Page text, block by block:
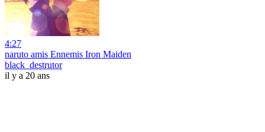
4:27
naruto amis Ennemis Iron Maiden
black_destrutor
il y a 20 ans